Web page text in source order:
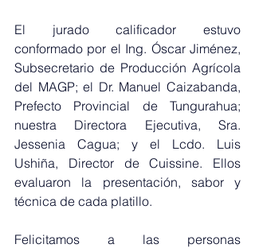
El jurado calificador estuvo
conformado por el Ing. Óscar Jiménez,
Subsecretario de Producción Agrícola
del MAGP; el Dr. Manuel Caizabanda,
Prefecto Provincial de Tungurahua;
nuestra Directora Ejecutiva, Sra.
Jessenia Cagua; y el Lcdo. Luis
Ushiña, Director de Cuissine. Ellos
evaluaron la presentación, sabor y
técnica de cada platillo.
Felicitamos a las personas